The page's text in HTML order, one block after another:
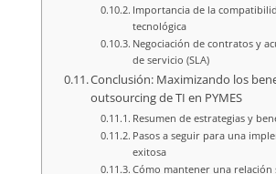
Importancia de la
tecnológica
Negociación de contratos y
de servicio (SLA)
Conclusión: Maximizando los
outsourcing de TI en PYMES
Resumen de estrategias y
Pasos a seguir para una
exitosa
Cómo mantener una relación